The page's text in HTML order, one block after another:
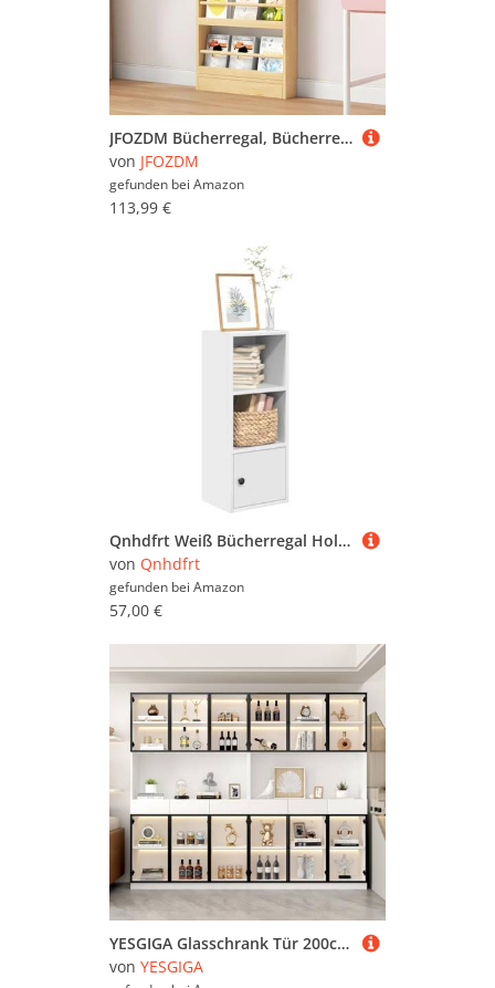
JFOZDM Bücherregal, Bücherregal Kinderzimmer, Bücherregal Kinder, 3/4/5/6 Aufbewahrungsregal, Kippschutz/Platz sparen, Bücherregal Hinter der Tür für Wohnzimmer/Home/Office/Schlafzimmer
von JFOZDM
gefunden bei Amazon
113,99 €
Qnhdfrt Weiß Bücherregal Holzwerkstoff Schmal Hoch 31x24x77 cm mit Tür Flexibler Einbau Vielseitig für Bücher Deko im Wohnzimmer Büro
von Qnhdfrt
gefunden bei Amazon
57,00 €
YESGIGA Glasschrank Tür 200cm hoch Weißer Vitrinenschrank mit Lichtern, Multi Storage Bücherregal für Sammlung Schlafzimmer Wohnzimmer Büro (30X240X200 cm)
von YESGIGA